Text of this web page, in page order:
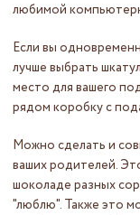
любимой
Если вы
лучше выбрать
место для вашего
рядом коробку с
Можно сделать и
ваших родителей.
шоколаде разных
"люблю". Также это